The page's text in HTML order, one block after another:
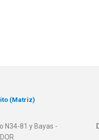
(Matriz)
N34-81 y Bayas -